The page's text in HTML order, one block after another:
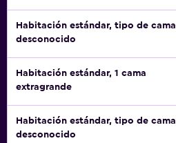
Habitación estándar, tipo de cama
desconocido
Habitación estándar, 1 cama
extragrande
Habitación estándar, tipo de cama
desconocido